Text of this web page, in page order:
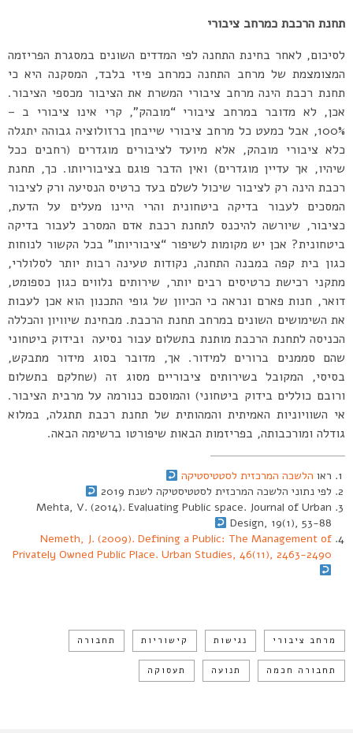
תחנת הרכבת כמרחב ציבורי
לסיכום, לאחר בחינת התחנה לפי המדדים השונים במסגרת הפריזמה
המצומצמת של מרחב התחנה כמרחב פיזי בלבד, המסקנה היא כי
תחנת רכבת הינה מרחב ציבורי המשרת את הציבור מכספי הציבור.
אכן, לא מדובר במרחב ציבורי “מובהק”, קרי אינו ציבורי ב –
100%, אבל כמעט כל מרחב ציבורי שייבחן ברזולוציה גבוהה יתגלה
כלא ציבורי מובהק, אלא מיועד לציבורים מוגדרים (רחבים ככל
שיהיו, אך עדיין מוגדרים) ואין הדבר פוגם בציבוריותו. כך, תחנת
רכבת הינה רק לציבור שיכול לשלם בעד כרטיס הנסיעה ורק לציבור
המסכים לעבור בדיקה ביטחונית והרי היינו מעלים על הדעת,
כציבור, שיורשה להיכנס לתחנת רכבת אדם המסרב לעבור בדיקה
ביטחונית? אכן יש מקומות לשיפור “ציבוריותו” בכל הקשור לנוחות
כגון בית קפה במבנה התחנה, נקודות טעינה רבות יותר לסלולרי,
מתקני רכישת כרטיסים רבים יותר, שירותים נלווים כגון כספומט,
דואר, חנות פארם ונראה כי הכיוון של גופי התכנון הוא אכן לעבות
את השימושים השונים במרחב תחנת הרכבת. מבחינת שיוויון והכללה
הכניסה לתחנת הרכבת מותנת בתשלום עבור נסיעה ובידוק ביטחוני
שהם סממנים ברורים למידור. אך, מדובר בסוג מידור מתבקש,
בסיסי, המקובל בשירותים ציבוריים מסוג זה (שחלקם בתשלום
ורובם כוללים בידוק ביטחוני) והמוסכם כנורמה על מרבית הציבור.
אי השוויוניות האמיתית והמהותית של תחנת רכבת תתגלה, במלוא
גודלה ומורכבותה, בפריזמות הבאות שיפורטו ברשימה הבאה.
ראו הלשכה המרכזית לסטטיסטיקה
לפי נתוני הלשכה המרכזית לסטטיסטיקה לשנת 2019
Mehta, V. (2014). Evaluating Public space. Journal of Urban
Design, 19(1), 53-88
Nemeth, J. (2009). Defining a Public: The Management of
Privately Owned Public Place. Urban Studies, 46(11), 2463-2490
מרחב ציבורי נגישות קישוריות תחבורה
תחבורה חכמה תנועה תעסוקה